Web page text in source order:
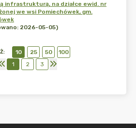
infrastrukturą, na działce ewid. nr
we wsi Pomiechówek, gm.
2026-05-05)
: 10 25 50
100
1
2 3